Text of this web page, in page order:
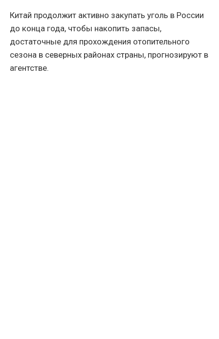
Китай продолжит активно закупать уголь в России
до конца года, чтобы накопить запасы,
достаточные для прохождения отопительного
сезона в северных районах страны, прогнозируют в
агентстве.